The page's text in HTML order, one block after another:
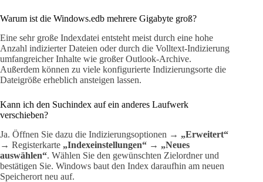
Warum ist die Windows.edb mehrere Gigabyte groß?
Eine sehr große Indexdatei entsteht meist durch eine hohe
Anzahl indizierter Dateien oder durch die Volltext-Indizierung
umfangreicher Inhalte wie großer Outlook-Archive.
Außerdem können zu viele konfigurierte Indizierungsorte die
Dateigröße erheblich ansteigen lassen.
Kann ich den Suchindex auf ein anderes Laufwerk
verschieben?
Ja. Öffnen Sie dazu die Indizierungsoptionen → „Erweitert“
→ Registerkarte „Indexeinstellungen“ → „Neues
auswählen“. Wählen Sie den gewünschten Zielordner und
bestätigen Sie. Windows baut den Index daraufhin am neuen
Speicherort neu auf.